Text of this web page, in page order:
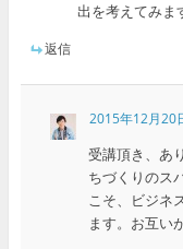
出を考えてみま
返信
2015年12月20
受講頂き、あ
ちづくりのス
こそ、ビジネ
ます。お互い